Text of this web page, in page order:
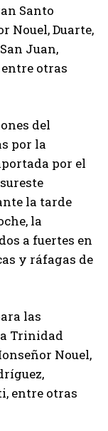
Santo
Nouel, Duarte,
Juan,
otras
del
por la
por el
la tarde
la
a fuertes en
y ráfagas de
las
Trinidad
Nouel,
entre otras